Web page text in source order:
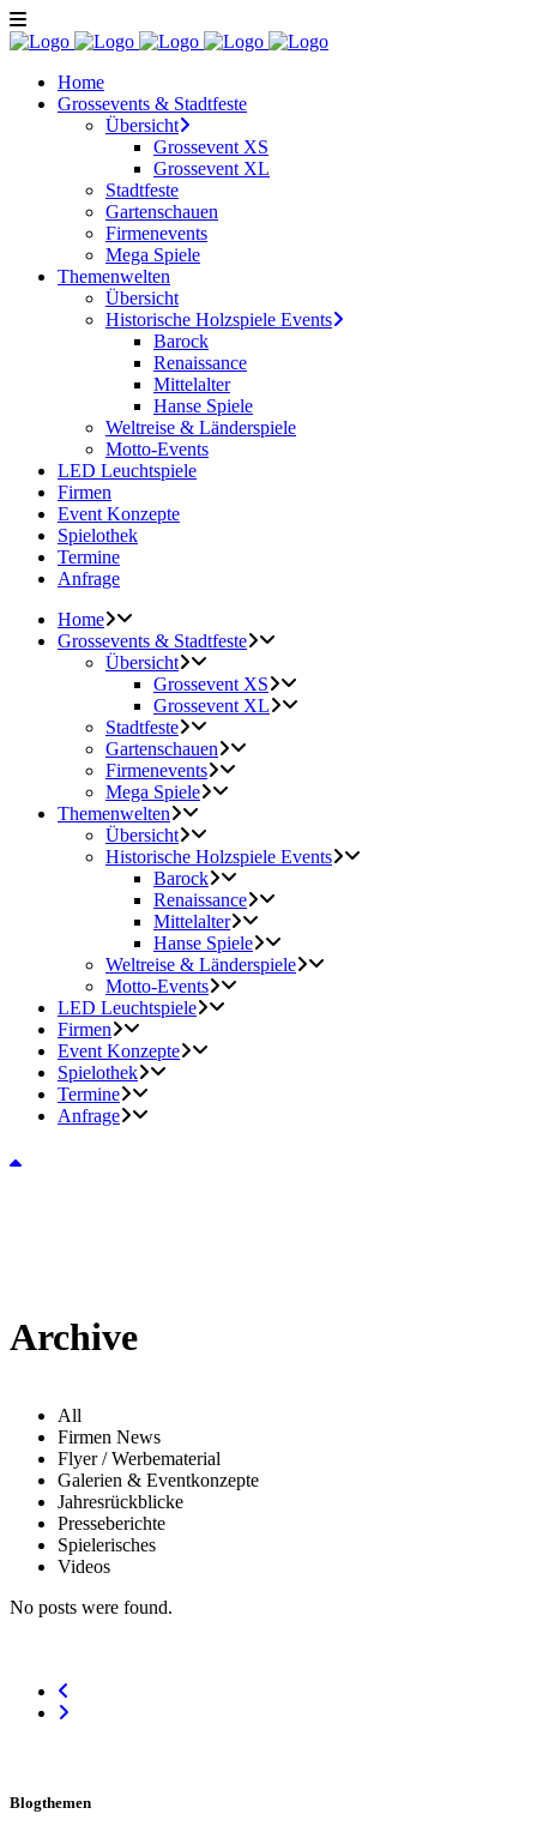
Home
Grossevents & Stadtfeste
Übersicht
Grossevent XS
Grossevent XL
Stadtfeste
Gartenschauen
Firmenevents
Mega Spiele
Themenwelten
Übersicht
Historische Holzspiele Events
Barock
Renaissance
Mittelalter
Hanse Spiele
Weltreise & Länderspiele
Motto-Events
LED Leuchtspiele
Firmen
Event Konzepte
Spielothek
Termine
Anfrage
Home
Grossevents & Stadtfeste
Übersicht
Grossevent XS
Grossevent XL
Stadtfeste
Gartenschauen
Firmenevents
Mega Spiele
Themenwelten
Übersicht
Historische Holzspiele Events
Barock
Renaissance
Mittelalter
Hanse Spiele
Weltreise & Länderspiele
Motto-Events
LED Leuchtspiele
Firmen
Event Konzepte
Spielothek
Termine
Anfrage
Archive
All
Firmen News
Flyer / Werbematerial
Galerien & Eventkonzepte
Jahresrückblicke
Presseberichte
Spielerisches
Videos
No posts were found.
Blogthemen